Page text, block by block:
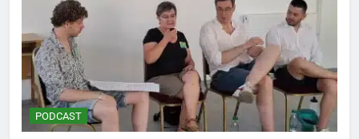
PODCAST